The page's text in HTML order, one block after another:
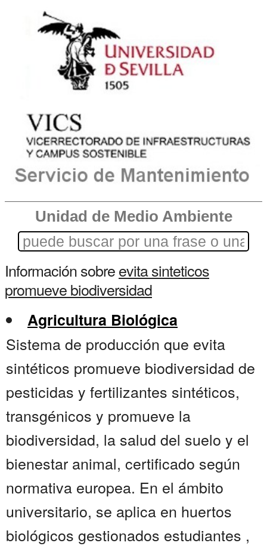
Unidad de Medio Ambiente
Información sobreevita sinteticos
promueve biodiversidad
Agricultura Biológica
Sistema de producción que evita
sintéticos promueve biodiversidad de
pesticidas y fertilizantes sintéticos,
transgénicos y promueve la
biodiversidad, la salud del suelo y el
bienestar animal, certificado según
normativa europea. En el ámbito
universitario, se aplica en huertos
biológicos gestionados estudiantes ,